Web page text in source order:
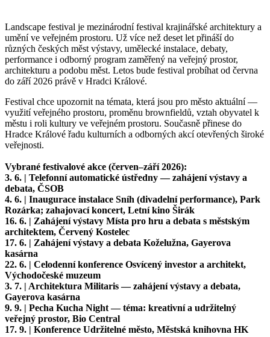
Landscape festival je mezinárodní festival krajinářské architektury a
umění ve veřejném prostoru. Už více než deset let přináší do
různých českých měst výstavy, umělecké instalace, debaty,
performance i odborný program zaměřený na veřejný prostor,
architekturu a podobu měst. Letos bude festival probíhat od června
do září 2026 právě v Hradci Králové.
Festival chce upozornit na témata, která jsou pro město aktuální —
využití veřejného prostoru, proměnu brownfieldů, vztah obyvatel k
městu i roli kultury ve veřejném prostoru. Současně přinese do
Hradce Králové řadu kulturních a odborných akcí otevřených široké
veřejnosti.
Vybrané festivalové akce (červen–září 2026):
3. 6. | Telefonní automatické ústředny — zahájení výstavy a
debata, ČSOB
4. 6. | Inaugurace instalace Sníh (divadelní performance), Park
Rozárka; zahajovací koncert, Letní kino Širák
16. 6. | Zahájení výstavy Místa pro hru a debata s městským
architektem, Červený Kostelec
17. 6. | Zahájení výstavy a debata Koželužna, Gayerova
kasárna
22. 6. | Celodenní konference Osvícený investor a architekt,
Východočeské muzeum
3. 7. | Architektura Militaris — zahájení výstavy a debata,
Gayerova kasárna
9. 9. | Pecha Kucha Night — téma: kreativní a udržitelný
veřejný prostor, Bio Central
17. 9. | Konference Udržitelné město, Městská knihovna HK